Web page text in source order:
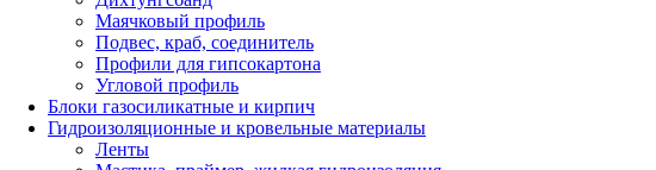
Маячковый профиль
Подвес, краб, соединитель
Профили для гипсокартона
Угловой профиль
Блоки газосиликатные и кирпич
Гидроизоляционные и кровельные материалы
Ленты